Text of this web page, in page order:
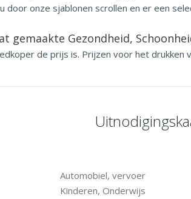
door onze sjablonen scrollen en er een
gemaakte Gezondheid,
de prijs is. Prijzen voor het drukken
Automobiel, vervoer
Kinderen, Onderwijs